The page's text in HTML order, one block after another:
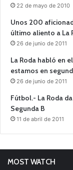
22 de mayo de 2010
Unos 200
último aliento a La
26 de junio de 2011
La Roda habló en
estamos en
26 de junio de 2011
Fútbol.- La Roda
Segunda B
11 de abril de 2011
MOST WATCH